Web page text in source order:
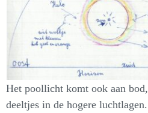
Het poollicht komt ook aan
deeltjes in de hogere